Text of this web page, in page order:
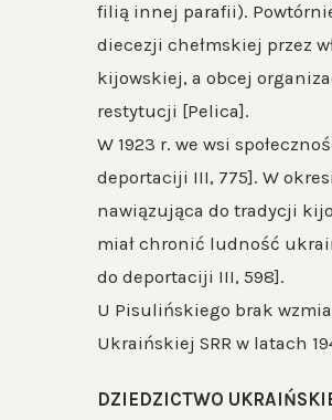
filią innej parafii).
diecezji chełmskiej przez
kijowskiej, a obcej
restytucji [Pelica].
W 1923 r. we wsi
deportaciji III, 775]. W
nawiązująca do tradycji
miał chronić ludność
do deportaciji III, 598].
U Pisulińskiego brak
Ukraińskiej SRR w latach
DZIEDZICTWO